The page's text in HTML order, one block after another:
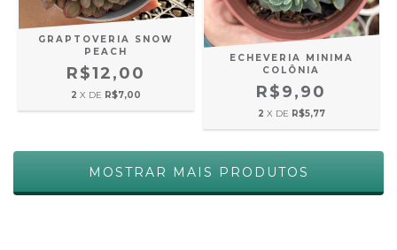
GRAPTOVERIA SNOW
PEACH
R$12,00
2 X DE R$7,00
ECHEVERIA MINIMA
COLÔNIA
R$9,90
2 X DE R$5,77
MOSTRAR MAIS PRODUTOS